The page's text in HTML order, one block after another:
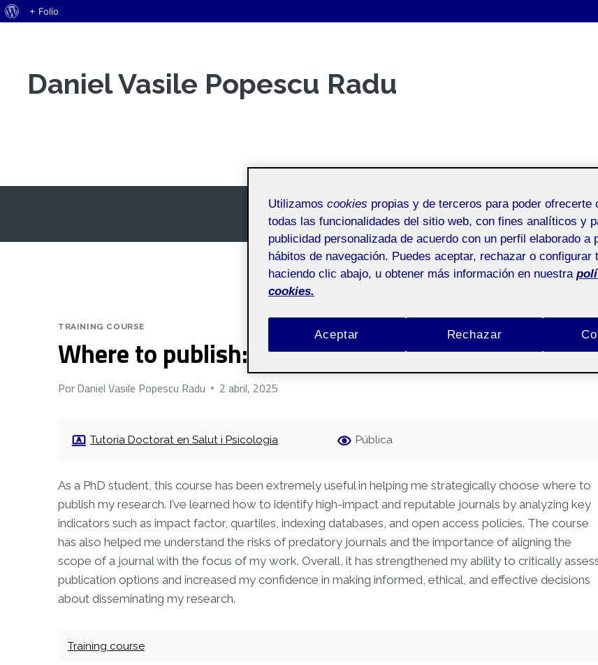
Acerca
+ Folio
Daniel Vasile Popescu Radu
TRAINING COURSE
Where to publish: How to identify leading journals
PorDaniel Vasile Popescu Radu 2 abril, 2025
Tutoria Doctorat en Salut i Psicologia Pública
As a PhD student, this course has been extremely useful in helping me strategically choose where to
publish my research. I’ve learned how to identify high-impact and reputable journals by analyzing key
indicators such as impact factor, quartiles, indexing databases, and open access policies. The course
has also helped me understand the risks of predatory journals and the importance of aligning the
scope of a journal with the focus of my work. Overall, it has strengthened my ability to critically
publication options and increased my confidence in making informed, ethical, and effective decisions
about disseminating my research.
Training course
Utilizamos cookies propias y de terceros para poder ofrecerte
todas las funcionalidades del sitio web, con fines analíticos y
publicidad personalizada de acuerdo con un perfil elaborado a
hábitos de navegación. Puedes aceptar, rechazar o configurar
haciendo clic abajo, u obtener más información en nuestra
cookies.
Rechazar
Aceptar